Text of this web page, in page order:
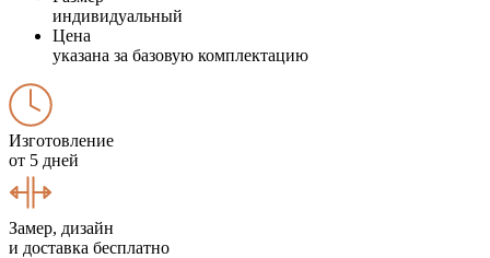
индивидуальный
Цена
указана за базовую комплектацию
Изготовление
от 5 дней
Замер, дизайн
и доставка бесплатно